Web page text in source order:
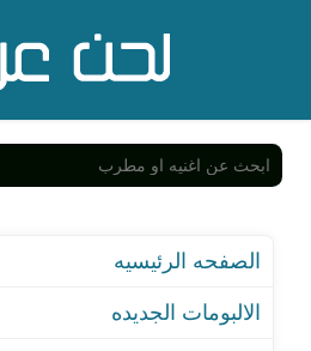
الالبومات الجديده
اغاني اردنية